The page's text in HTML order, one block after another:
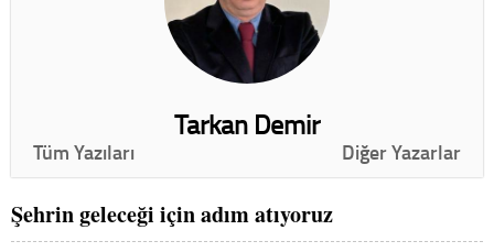
Tarkan Demir
Tüm Yazıları Diğer Yazarlar
Şehrin geleceği için adım atıyoruz